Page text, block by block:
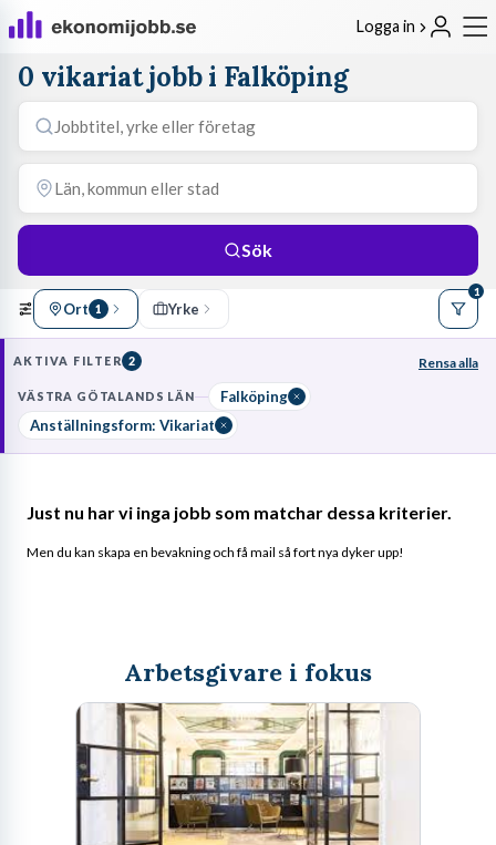
Logga in
0 vikariat jobb i Falköping
Sök
Ort 1 Yrke
1
AKTIVA FILTER 2 Rensa alla
VÄSTRA GÖTALANDS LÄN
Falköping
Anställningsform: Vikariat
Just nu har vi inga jobb som matchar dessa kriterier.
Men du kan skapa en bevakning och få mail så fort nya dyker upp!
Arbetsgivare i fokus